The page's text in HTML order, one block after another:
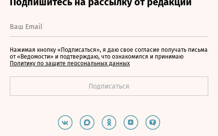
Нажимая кнопку «Подписаться», я даю свое согласие получать письма
от «Ведомости» и подтверждаю, что ознакомился и принимаю
Политику по защите персональных данных